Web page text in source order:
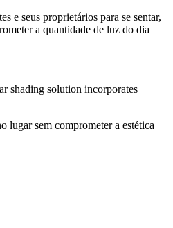
e seus proprietários para se sentar,
a quantidade de luz do dia
shading solution incorporates
lugar sem comprometer a estética